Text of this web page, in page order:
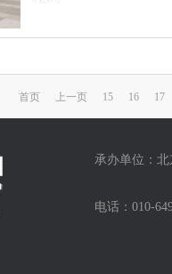
首页 上一页 15 16 17
承办单位：
电话：010-